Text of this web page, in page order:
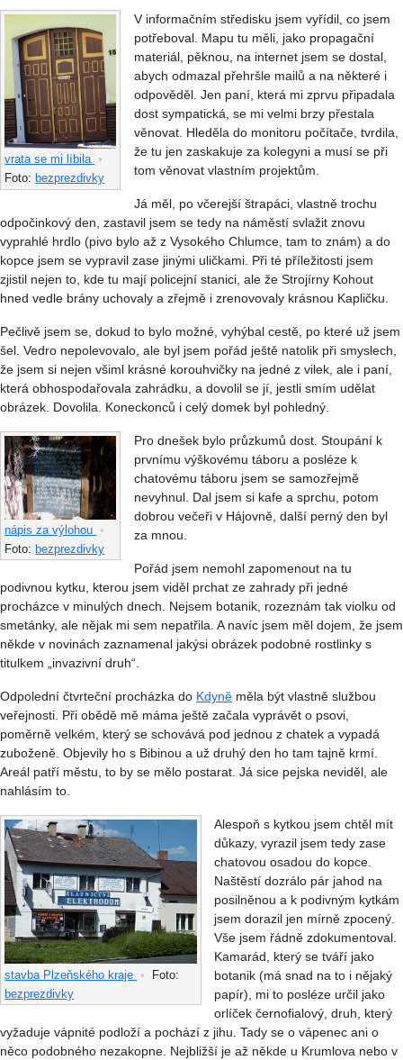
vrata se mi líbila •
Foto: bezprezdivky
V informačním středisku jsem vyřídil, co jsem
potřeboval. Mapu tu měli, jako propagační
materiál, pěknou, na internet jsem se dostal,
abych odmazal přehršle mailů a na některé i
odpověděl. Jen paní, která mi zprvu připadala
dost sympatická, se mi velmi brzy přestala
věnovat. Hleděla do monitoru počítače, tvrdila,
že tu jen zaskakuje za kolegyni a musí se při
tom věnovat vlastním projektům.
Já měl, po včerejší štrapáci, vlastně trochu
odpočinkový den, zastavil jsem se tedy na náměstí svlažit znovu
vyprahlé hrdlo (pivo bylo až z Vysokého Chlumce, tam to znám) a do
kopce jsem se vypravil zase jinými uličkami. Při té příležitosti jsem
zjistil nejen to, kde tu mají policejní stanici, ale že Strojírny Kohout
hned vedle brány uchovaly a zřejmě i zrenovovaly krásnou Kapličku.
Pečlivě jsem se, dokud to bylo možné, vyhýbal cestě, po které už jsem
šel. Vedro nepolevovalo, ale byl jsem pořád ještě natolik při smyslech,
že jsem si nejen všiml krásné korouhvičky na jedné z vilek, ale i paní,
která obhospodařovala zahrádku, a dovolil se jí, jestli smím udělat
obrázek. Dovolila. Koneckonců i celý domek byl pohledný.
nápis za výlohou •
Foto: bezprezdivky
Pro dnešek bylo průzkumů dost. Stoupání k
prvnímu výškovému táboru a posléze k
chatovému táboru jsem se samozřejmě
nevyhnul. Dal jsem si kafe a sprchu, potom
dobrou večeři v Hájovně, další perný den byl
za mnou.
Pořád jsem nemohl zapomenout na tu
podivnou kytku, kterou jsem viděl prchat ze zahrady při jedné
procházce v minulých dnech. Nejsem botanik, rozeznám tak violku od
smetánky, ale nějak mi sem nepatřila. A navíc jsem měl dojem, že jsem
někde v novinách zaznamenal jakýsi obrázek podobné rostlinky s
titulkem „invazivní druh“.
Odpolední čtvrteční procházka do Kdyně měla být vlastně službou
veřejnosti. Při obědě mě máma ještě začala vyprávět o psovi,
poměrně velkém, který se schovává pod jednou z chatek a vypadá
zuboženě. Objevily ho s Bibinou a už druhý den ho tam tajně krmí.
Areál patří městu, to by se mělo postarat. Já sice pejska neviděl, ale
nahlásím to.
stavba Plzeňského kraje •
Foto:
bezprezdivky
Alespoň s kytkou jsem chtěl mít
důkazy, vyrazil jsem tedy zase
chatovou osadou do kopce.
Naštěstí dozrálo pár jahod na
posilněnou a k podivným kytkám
jsem dorazil jen mírně zpocený.
Vše jsem řádně zdokumentoval.
Kamarád, který se tváří jako
botanik (má snad na to i nějaký
papír), mi to posléze určil jako
orlíček černofialový, druh, který
vyžaduje vápnité podloží a pochází z jihu. Tady se o vápenec ani o
něco podobného nezakopne. Nejbližší je až někde u Krumlova nebo v